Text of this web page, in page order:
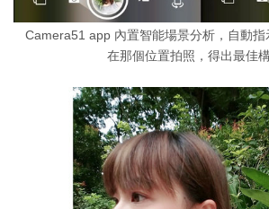
Camera51 app 內置智能場景分析，自動
在那個位置拍照，得出最佳構